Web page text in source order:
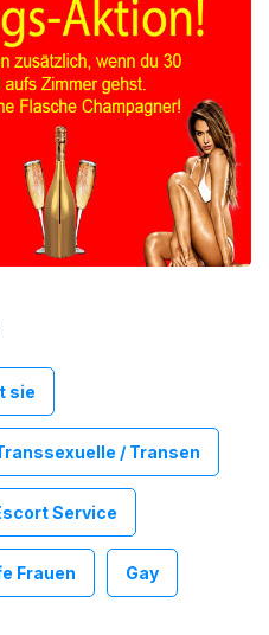
sie
/ Transen
Service
Frauen Gay